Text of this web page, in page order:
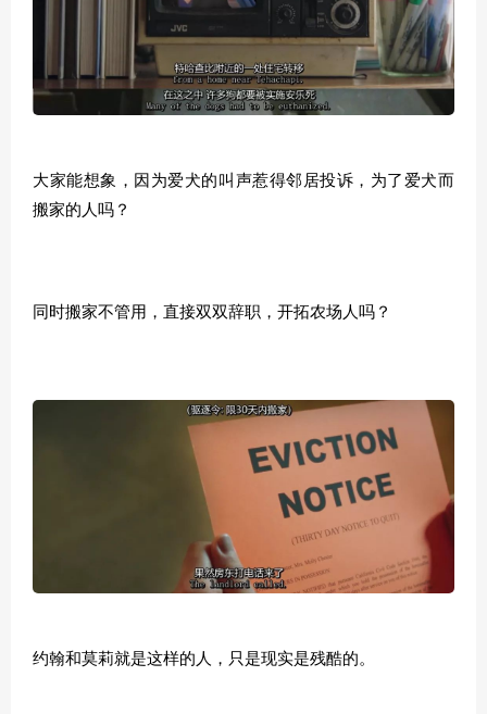
大家能想象，因为爱犬的叫声惹得邻居投诉，为了爱犬而
搬家的人吗？
同时搬家不管用，直接双双辞职，开拓农场人吗？
约翰和莫莉就是这样的人，只是现实是残酷的。